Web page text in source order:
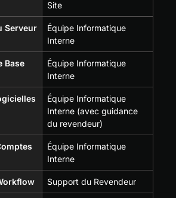
Site
Serveur
Équipe Informatique
Interne
Base
Équipe Informatique
Interne
Équipe Informatique
Interne (avec guidance
du revendeur)
Équipe Informatique
Interne
Support du Revendeur